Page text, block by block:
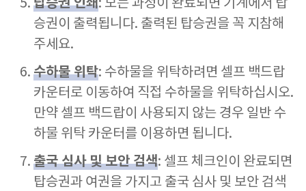
탑승권 인쇄: 모든 과정이 완료되면 기계에서 탑
승권이 출력됩니다. 출력된 탑승권을 꼭 지참해
주세요.
수하물 위탁: 수하물을 위탁하려면 셀프 백드랍
카운터로 이동하여 직접 수하물을 위탁하십시오.
만약 셀프 백드랍이 사용되지 않는 경우 일반 수
하물 위탁 카운터를 이용하면 됩니다.
출국 심사 및 보안 검색: 셀프 체크인이 완료되면
탑승권과 여권을 가지고 출국 심사 및 보안 검색